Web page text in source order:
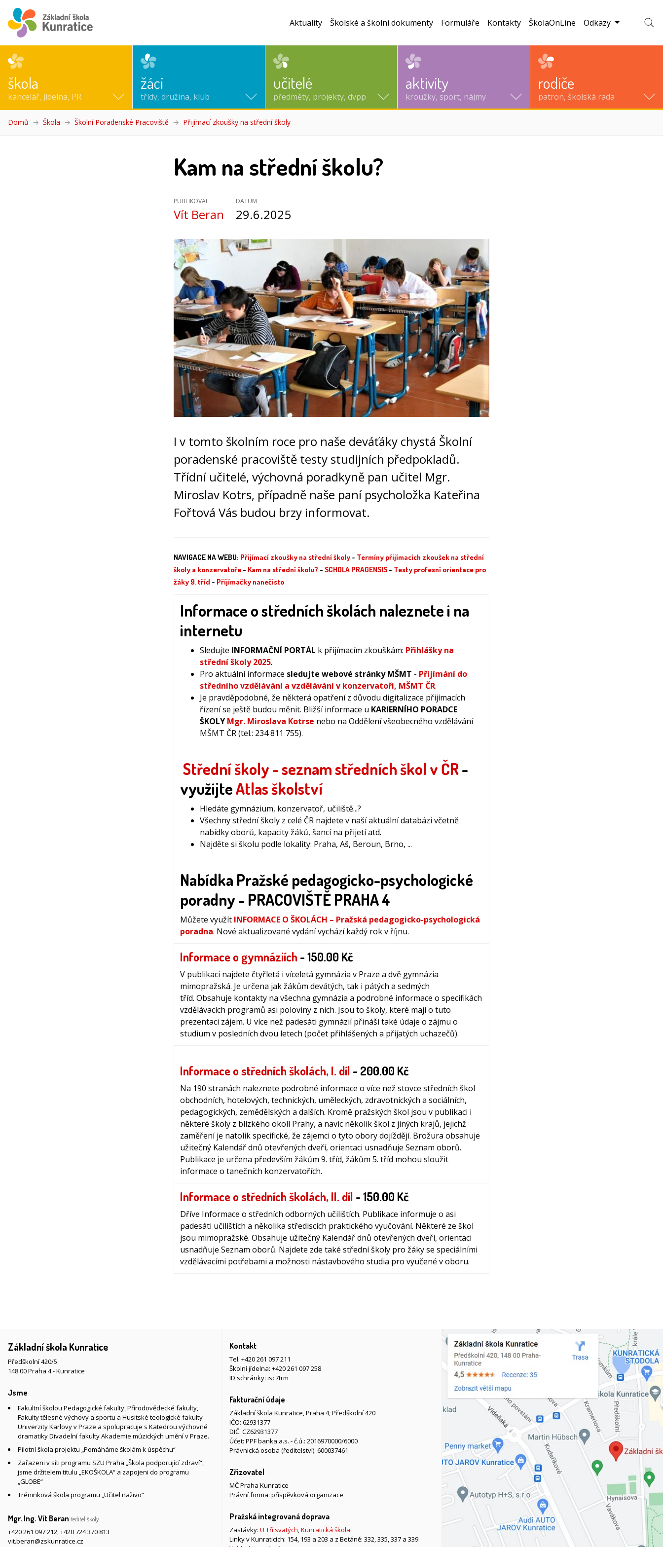
škola
kancelář, jídelna, PR
žáci
třídy, družina, klub
učitelé
předměty, projekty, dvpp
aktivity
kroužky, sport, nájmy
rodiče
patron, školská rada
Aktuality Školské a školní dokumenty Formuláře Kontakty ŠkolaOnLine Odkazy
Domů Škola Školní Poradenské Pracoviště Přijímací zkoušky na střední školy
Kam na střední školu?
PUBLIKOVAL
Vít Beran
DATUM
29.6.2025
I v tomto školním roce pro naše deváťáky chystá Školní
poradenské pracoviště testy studijních předpokladů.
Třídní učitelé, výchovná poradkyně pan učitel Mgr.
Miroslav Kotrs, případně naše paní psycholožka Kateřina
Fořtová Vás budou brzy informovat.
NAVIGACE NA WEBU: Přijímací zkoušky na střední školy - Termíny přijímacích zkoušek na střední
školy a konzervatoře - Kam na střední školu? - SCHOLA PRAGENSIS - Testy profesní orientace pro
žáky 9. tříd - Příjímačky nanečisto
Informace o středních školách naleznete i na
internetu
Sledujte INFORMAČNÍ PORTÁL k přijímacím zkouškám: Přihlášky na
střední školy 2025.
Pro aktuální informace sledujte webové stránky MŠMT - Přijímání do
středního vzdělávání a vzdělávání v konzervatoři, MŠMT ČR.
Je pravděpodobné, že některá opatření z důvodu digitalizace přijímacích
řízení se ještě budou měnit. Bližší informace u KARIERNÍHO PORADCE
ŠKOLY Mgr. Miroslava Kotrse nebo na Oddělení všeobecného vzdělávání
MŠMT ČR (tel.: 234 811 755).
Střední školy - seznam středních škol v ČR-
využijteAtlas školství
Hledáte gymnázium, konzervatoř, učiliště...?
Všechny střední školy z celé ČR najdete v naší aktuální databázi včetně
nabídky oborů, kapacity žáků, šancí na přijetí atd.
Najděte si školu podle lokality: Praha, Aš, Beroun, Brno, ...
Nabídka Pražské pedagogicko-psychologické
poradny - PRACOVIŠTĚ PRAHA 4
Můžete využít INFORMACE O ŠKOLÁCH – Pražská pedagogicko-psychologická
poradna. Nové aktualizované vydání vychází každý rok v říjnu.
Informace o gymnáziích- 150.00 Kč
V publikaci najdete čtyřletá i víceletá gymnázia v Praze a dvě gymnázia
mimopražská. Je určena jak žákům devátých, tak i pátých a sedmých
tříd. Obsahuje kontakty na všechna gymnázia a podrobné informace o specifikách
vzdělávacích programů asi poloviny z nich. Jsou to školy, které mají o tuto
prezentaci zájem. U více než padesáti gymnázií přináší také údaje o zájmu o
studium v posledních dvou letech (počet přihlášených a přijatých uchazečů).
Informace o středních školách, I. díl - 200.00 Kč
Na 190 stranách naleznete podrobné informace o více než stovce středních škol
obchodních, hotelových, technických, uměleckých, zdravotnických a sociálních,
pedagogických, zemědělských a dalších. Kromě pražských škol jsou v publikaci i
některé školy z blízkého okolí Prahy, a navíc několik škol z jiných krajů, jejichž
zaměření je natolik specifické, že zájemci o tyto obory dojíždějí. Brožura obsahuje
užitečný Kalendář dnů otevřených dveří, orientaci usnadňuje Seznam oborů.
Publikace je určena především žákům 9. tříd, žákům 5. tříd mohou sloužit
informace o tanečních konzervatořích.
Informace o středních školách, II. díl - 150.00 Kč
Dříve Informace o středních odborných učilištích. Publikace informuje o asi
padesáti učilištích a několika střediscích praktického vyučování. Některé ze škol
jsou mimopražské. Obsahuje užitečný Kalendář dnů otevřených dveří, orientaci
usnadňuje Seznam oborů. Najdete zde také střední školy pro žáky se speciálními
vzdělávacími potřebami a možnosti nástavbového studia pro vyučené v oboru.
Základní škola Kunratice
Předškolní 420/5
148 00 Praha 4 - Kunratice
Jsme
Fakultní školou Pedagogické fakulty, Přírodovědecké fakulty,
Fakulty tělesné výchovy a sportu a Husitské teologické fakulty
Univerzity Karlovy v Praze a spolupracuje s Katedrou výchovné
dramatiky Divadelní fakulty Akademie múzických umění v Praze.
Pilotní škola projektu „Pomáháme školám k úspěchu“
Zařazeni v síti programu SZU Praha „Škola podporující zdraví“,
jsme držitelem titulu „EKOŠKOLA“ a zapojeni do programu
„GLOBE“
Tréninková škola programu „Učitel naživo“
Mgr. Ing. Vít Beran ředitel školy
+420 261 097 212,+420 724 370 813
vit.beran@zskunratice.cz
Kontakt
Tel: +420 261 097 211
Školní jídelna: +420 261 097 258
ID schránky: isc7trm
Fakturační údaje
Základní škola Kunratice, Praha 4, Předškolní 420
IČO: 62931377
DIČ: CZ62931377
Účet: PPF banka a.s. - č.ú.: 2016970000/6000
Právnická osoba (ředitelství): 600037461
Zřizovatel
MČ Praha Kunratice
Právní forma: příspěvková organizace
Pražská integrovaná doprava
Zastávky: U Tří svatých,Kunratická škola
Linky v Kunraticích: 154, 193 a 203 a z Betáně: 332, 335, 337 a 339